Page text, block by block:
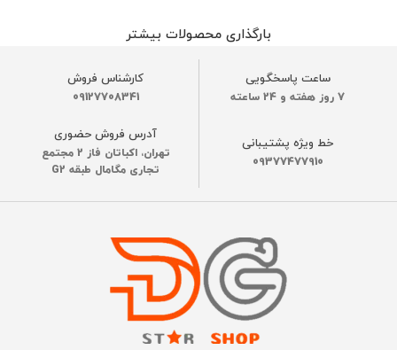
بارگذاری محصولات بیشتر
ساعت پاسخگویی
7 روز هفته و 24 ساعته
کارشناس فروش
09127708341
خط ویژه پشتیبانی
09377477910
آدرس فروش حضوری
تهران، اکباتان فاز 2 مجتمع
تجاری مگامال طبقه G2